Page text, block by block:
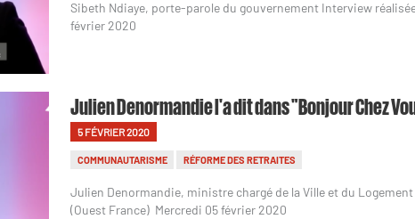
Sibeth Ndiaye, porte-parole du gouvernement Interview
février 2020
Julien Denormandie l'a dit dans "Bonjour Chez
5 FÉVRIER 2020
COMMUNAUTARISME RÉFORME DES RETRAITES
Julien Denormandie, ministre chargé de la Ville et du
(Ouest France) Mercredi 05 février 2020